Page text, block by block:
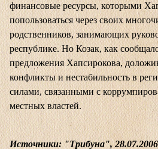
финансовые ресурсы, которыми
попользоваться через своих
родственников, занимающих
республике. Но Козак, как
предложения Хапсирокова,
конфликты и нестабильность в
силами, связанными с
местных властей.
Источники: "Трибуна",